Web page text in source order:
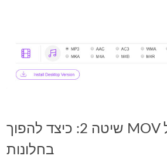
שיטה 2: כיצד להפוך MOV ל- MP3
בחלונות